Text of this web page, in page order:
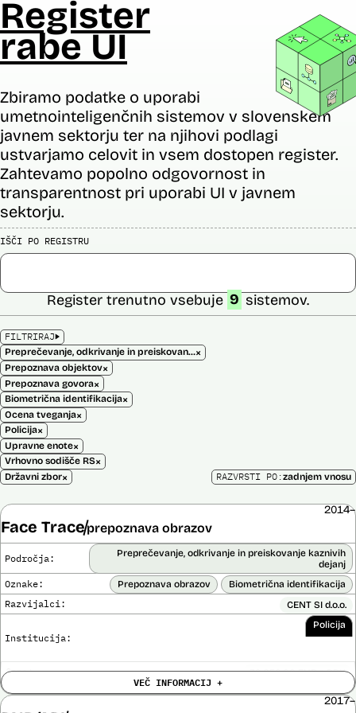
Register
rabe UI
Zbiramo podatke o uporabi
umetnointeligenčnih sistemov v slovenskem
javnem sektorju ter na njihovi podlagi
ustvarjamo celovit in vsem dostopen register.
Zahtevamo popolno odgovornost in
transparentnost pri uporabi UI v javnem
sektorju.
IŠČI PO REGISTRU
FILTRIRAJ
Preprečevanje, odkrivanje in preiskovanje kaznivih dejanj×
Prepoznava objektov×
Prepoznava govora×
Biometrična identifikacija×
Ocena tveganja×
Policija×
Upravne enote×
Vrhovno sodišče RS×
Državni zbor×
Register trenutno vsebuje 9 sistemov.
RAZVRSTI PO:zadnjem vnosu
Face Traceprepoznava obrazov
2014–
Področja:
Preprečevanje, odkrivanje in preiskovanje kaznivih
dejanj
Oznake: Prepoznava obrazov Biometrična identifikacija
Razvijalci: CENT SI d.o.o.
Institucija:
Policija
Cena: 39.650,00 EUR z DDV
Trajanje
licence:
Ni časovno omejena
VEČ INFORMACIJ +
2017–